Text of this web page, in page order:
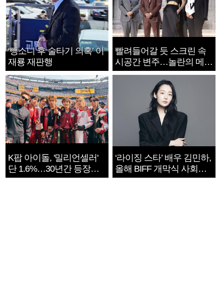
‘뺑소니 후 술타기 의혹’ 이
재룡 재판행
빨려들어갈 듯 스크린 속
시공간 변주…놀란의 메시
지는 ‘전쟁 속죄’
K팝 아이돌, '밀리언셀러'
단 1.6%…30년간 등장
1182개팀 전수조사
‘라이징 스타’ 배우 김민하,
올해 BIFF 개막식 사회자
확정